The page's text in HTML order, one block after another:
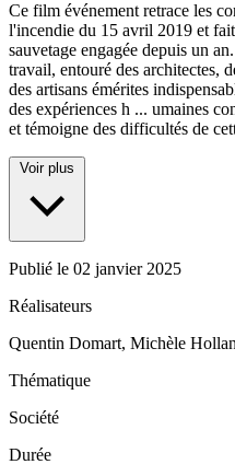
Ce film événement retrace les
l'incendie du 15 avril 2019 et
sauvetage engagée depuis un
travail, entouré des architectes,
des artisans émérites
des expériences h ... umaines
et témoigne des difficultés de
Voir plus
Publié le 02 janvier 2025
Réalisateurs
Quentin Domart, Michèle
Thématique
Société
Durée